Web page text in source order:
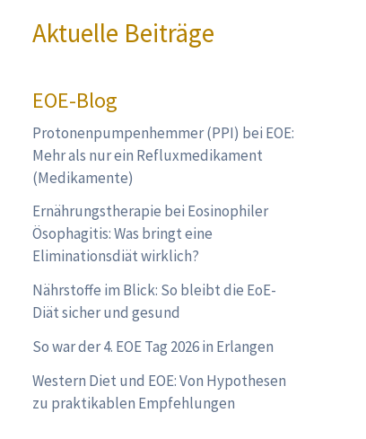
Aktuelle Beiträge
EOE-Blog
Protonenpumpenhemmer (PPI) bei EOE:
Mehr als nur ein Refluxmedikament
(Medikamente)
Ernährungstherapie bei Eosinophiler
Ösophagitis: Was bringt eine
Eliminationsdiät wirklich?
Nährstoffe im Blick: So bleibt die EoE-
Diät sicher und gesund
So war der 4. EOE Tag 2026 in Erlangen
Western Diet und EOE: Von Hypothesen
zu praktikablen Empfehlungen